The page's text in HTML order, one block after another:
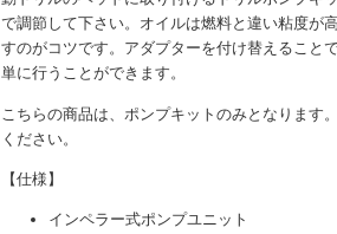
で調節して下さい。オイルは燃料と違い粘度が
すのがコツです。アダプターを付け替えること
単に行うことができます。
こちらの商品は、ポンプキットのみとなります
ください。
【仕様】
インペラー式ポンプユニット